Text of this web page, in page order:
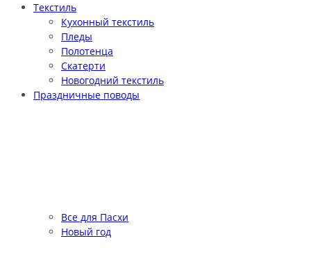
Текстиль
Кухонный текстиль
Пледы
Полотенца
Скатерти
Новогодний текстиль
Праздничные поводы
Все для Пасхи
Новый год